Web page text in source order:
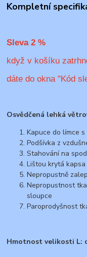
Kompletní
Sleva 2 %
když v košíku
dáte do okna "Kód
Osvědčená lehká
Kapuce do límce
Podšívka z
Stahování na
Lištou krytá
Nepropustně
Nepropustnost
sloupce
Paroprodyšnost
Hmotnost velikosti L: